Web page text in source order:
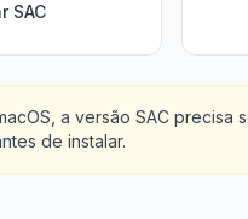
SAC
a versão SAC precisa
de instalar.